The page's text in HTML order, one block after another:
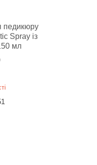
педикюру
Spray із
мл